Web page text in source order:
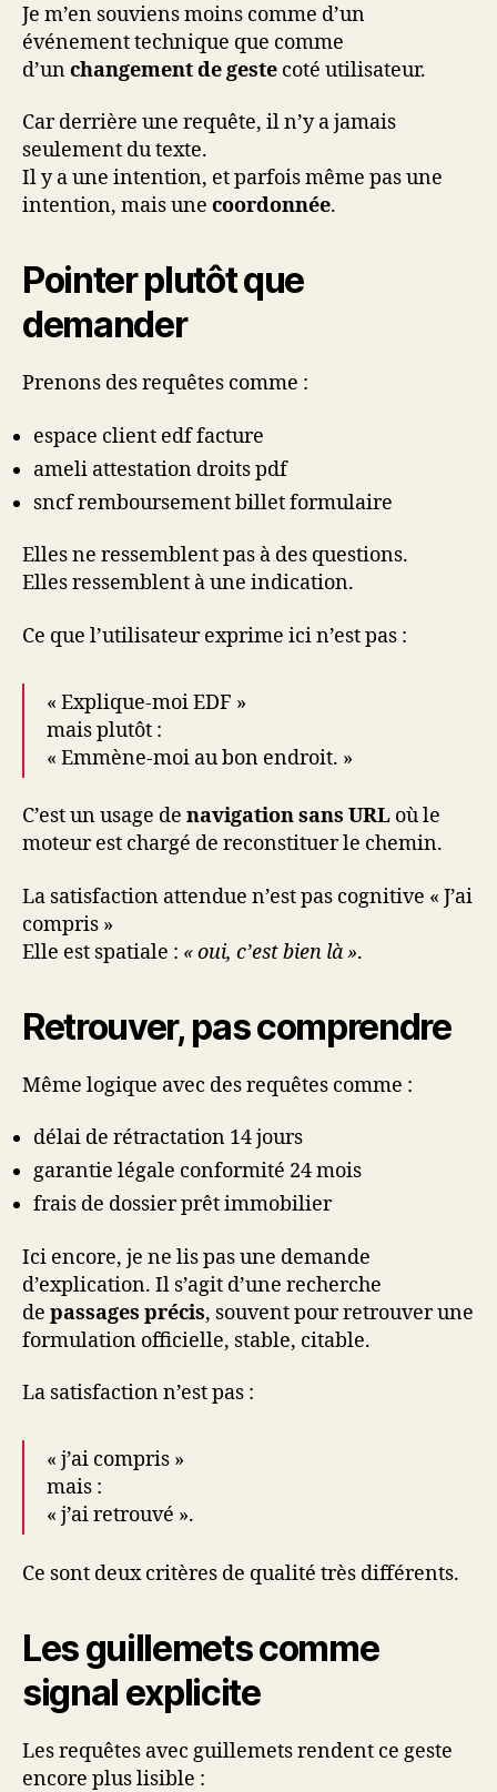
Je m’en souviens moins comme d’un
événement technique que comme
d’unchangement de geste coté utilisateur.
Car derrière une requête, il n’y a jamais
seulement du texte.
Il y a une intention, et parfois même pas une
intention, mais une coordonnée.
Pointer plutôt que
demander
Prenons des requêtes comme :
espace client edf facture
ameli attestation droits pdf
sncf remboursement billet formulaire
Elles ne ressemblent pas à des questions.
Elles ressemblent à une indication.
Ce que l’utilisateur exprime ici n’est pas :
« Explique-moi EDF »
mais plutôt :
« Emmène-moi au bon endroit. »
C’est un usage de navigation sans URL où le
moteur est chargé de reconstituer le chemin.
La satisfaction attendue n’est pas cognitive « J’ai
compris »
Elle est spatiale : « oui, c’est bien là ».
Retrouver, pas comprendre
Même logique avec des requêtes comme :
délai de rétractation 14 jours
garantie légale conformité 24 mois
frais de dossier prêt immobilier
Ici encore, je ne lis pas une demande
d’explication. Il s’agit d’une recherche
de passages précis, souvent pour retrouver une
formulation officielle, stable, citable.
La satisfaction n’est pas :
« j’ai compris »
mais :
« j’ai retrouvé ».
Ce sont deux critères de qualité très différents.
Les guillemets comme
signal explicite
Les requêtes avec guillemets rendent ce geste
encore plus lisible :